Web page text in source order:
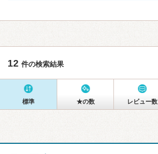
12 件の検索結果
標準 ★の数 レビュー数